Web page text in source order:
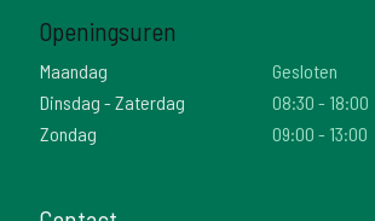
Openingsuren
Maandag
Gesloten
Dinsdag - Zaterdag
08:30 - 18:00
Zondag
09:00 - 13:00